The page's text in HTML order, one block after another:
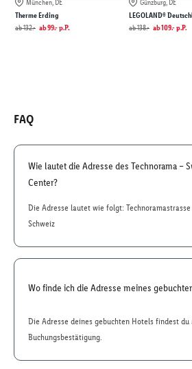
München, DE
Therme Erding
ab132.- ab99.- p.P.
Günzburg, DE
LEGOLAND®
ab138.- ab109.- p.P.
FAQ
Wie lautet die Adresse des Technorama –
Center?
Die Adresse lautet wie folgt:
Schweiz
Wo finde ich die Adresse meines
Die Adresse deines gebuchten Hotels findest du
Buchungsbestätigung.